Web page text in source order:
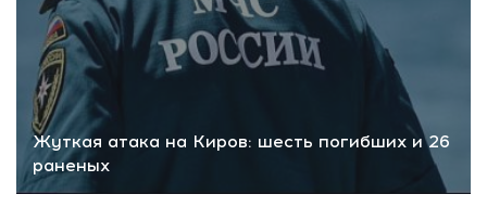
Жуткая атака на Киров: шесть погибших и 26
раненых